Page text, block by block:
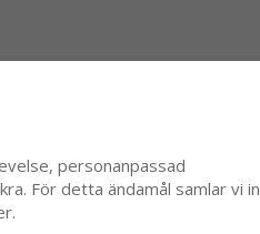
personanpassad
För detta ändamål samlar vi in